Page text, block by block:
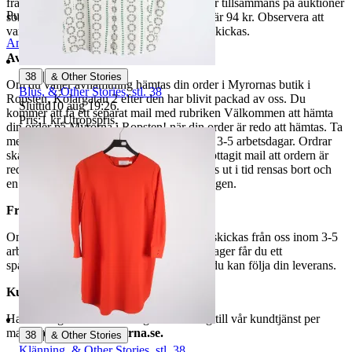
fraktpriset. Vi samfraktar upp till fyra varor tillsammans på auktioner
som avslutas samma dag. Samfraktspriset är 94 kr. Observera att
varor märkta endast avhämtning inte kan skickas.
Avhämtning
Om du väljer avhämtning hämtas din order i Myrornas butik i
Ropsten, Kolargatan 2 efter den har blivit packad av oss. Du
kommer att få ett separat mail med rubriken Välkommen att hämta
din order på Myrorna i Ropsten! när din order är redo att hämtas. Ta
med legitimation. Hanteringstiden är cirka 3-5 arbetsdagar. Ordrar
ska hämtas senast 7 dagar efter att man mottagit mail att ordern är
redo för avhämtning. Ordrar som ej hämtas ut i tid rensas bort och
en avgift på 84 kr dras av från återbetalningen.
Frakt
Om du har valt frakt kommer din vara att skickas från oss inom 3-5
arbetsdagar. När din vara har lämnat vårt lager får du ett
spårningsnummer av DSV inom kort där du kan följa din leverans.
Kundservice
Har du frågor eller funderingar hör av dig till vår kundtjänst per
mail:webbshop@myrorna.se.
Publicerad
1 maj 19:55
Anmäl Sälj liknande
38 | & Other Stories
Blus, & Other Stories, stl. 38
Sluttid10 aug 19:26.
Pris:1 kr,Utropspris.
38 | & Other Stories